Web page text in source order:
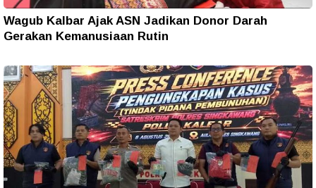
Wagub Kalbar Ajak ASN Jadikan Donor Darah
Gerakan Kemanusiaan Rutin